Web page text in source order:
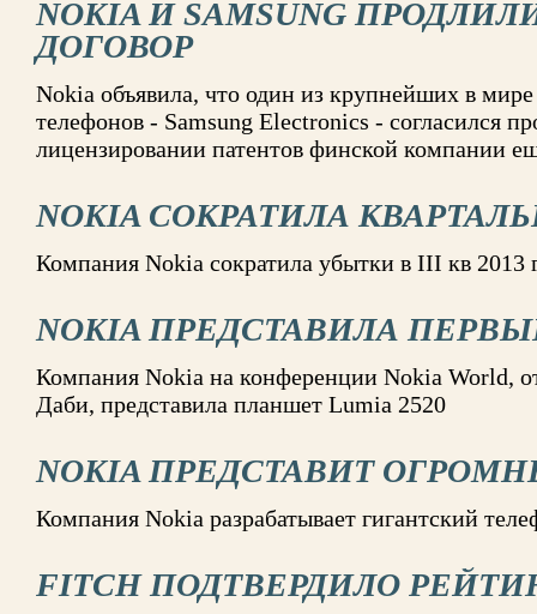
NOKIA И SAMSUNG
ДОГОВОР
Nokia объявила, что один из крупнейших в
телефонов - Samsung Electronics - согласился
лицензировании патентов финской компании
NOKIA СОКРАТИЛА
Компания Nokia сократила убытки в III кв 2013
NOKIA ПРЕДСТАВИЛА
Компания Nokia на конференции Nokia World,
Даби, представила планшет Lumia 2520
NOKIA ПРЕДСТАВИТ
Компания Nokia разрабатывает гигантский
FITCH ПОДТВЕРДИЛО